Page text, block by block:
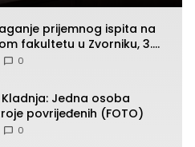
prijemnog ispita na
fakultetu u Zvorniku, 3.
9.00 časova
0
Jedna osoba
povrijeđenih (FOTO)
0